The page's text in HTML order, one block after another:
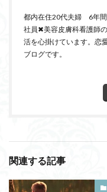
都内在住20代夫婦 6年間
社員✖美容皮膚科看護師
活を心掛けています。恋
ブログです。
関連する記事